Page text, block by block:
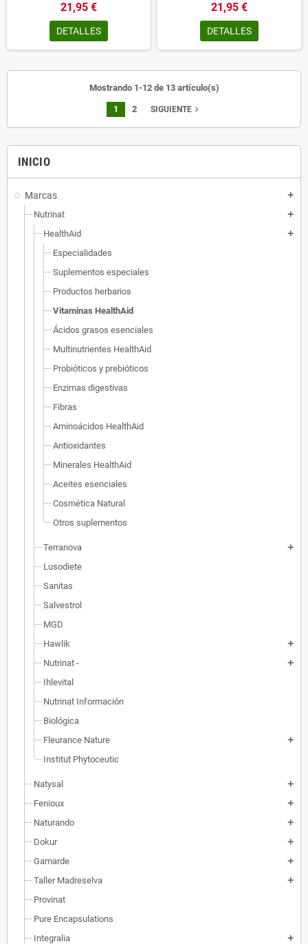
INICIO
Marcas add
Nutrinat add
HealthAid add
Especialidades
Suplementos especiales
Productos herbarios
Vitaminas HealthAid
Ácidos grasos esenciales
Multinutrientes HealthAid
Probióticos y prebióticos
Enzimas digestivas
Fibras
Aminoácidos HealthAid
Antioxidantes
Minerales HealthAid
Aceites esenciales
Cosmética Natural
Otros suplementos
Terranova add
Lusodiete
Sanitas
Salvestrol
MGD
Hawlik
add
Nutrinat - add
Ihlevital
Nutrinat Información
Biológica
Fleurance Nature
add
Institut Phytoceutic
Natysal add
Fenioux add
Naturando add
Dokur add
Gamarde add
Taller Madreselva add
Provinat
Pure Encapsulations
Integralia
add
21,95 €
DETALLES
21,95 €
DETALLES
Mostrando 1-12 de 13 artículo(s)
1 2 SIGUIENTE navigate_next